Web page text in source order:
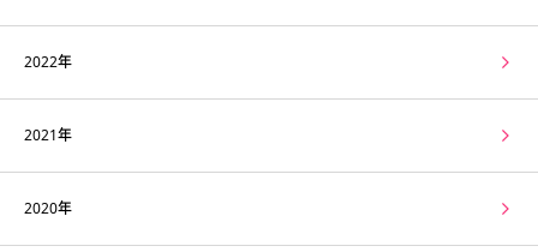
2022年
2021年
2020年